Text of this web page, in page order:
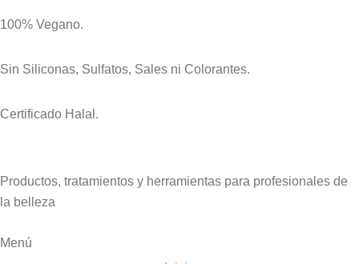
100% Vegano.
Sin Siliconas, Sulfatos, Sales ni Colorantes.
Certificado Halal.
Productos, tratamientos y herramientas para profesionales de
la belleza
Menú